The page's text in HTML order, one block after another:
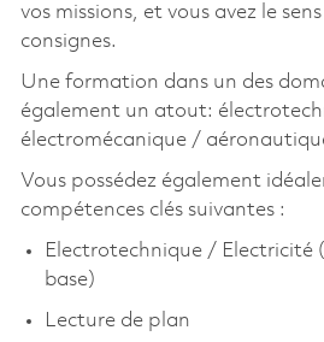
vos missions, et vous avez le
consignes.
Une formation dans un des
également un atout:
électromécanique /
Vous possédez également
compétences clés suivantes :
Electrotechnique / Electricité
base)
Lecture de plan